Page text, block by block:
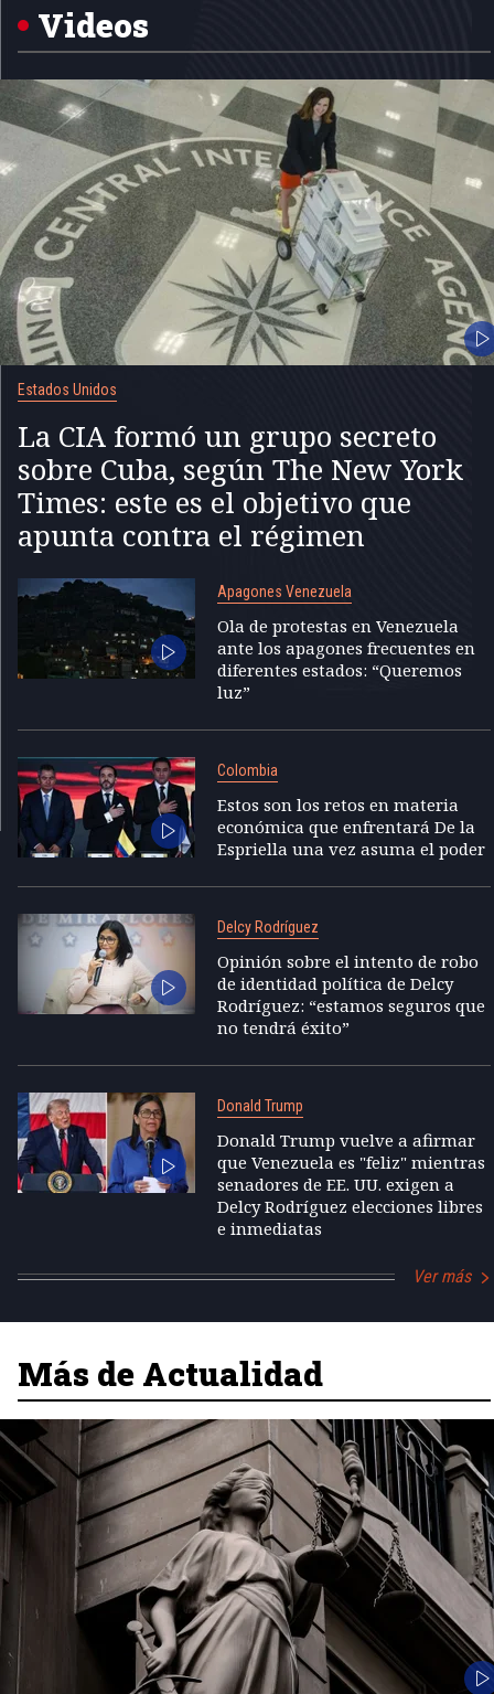
Videos
Estados Unidos
La CIA formó un grupo secreto
sobre Cuba, según The New York
Times: este es el objetivo que
apunta contra el régimen
Apagones Venezuela
Ola de protestas en Venezuela
ante los apagones frecuentes en
diferentes estados: “Queremos
luz”
Colombia
Estos son los retos en materia
económica que enfrentará De la
Espriella una vez asuma el poder
Delcy Rodríguez
Opinión sobre el intento de robo
de identidad política de Delcy
Rodríguez: “estamos seguros que
no tendrá éxito”
Donald Trump
Donald Trump vuelve a afirmar
que Venezuela es "feliz" mientras
senadores de EE. UU. exigen a
Delcy Rodríguez elecciones libres
e inmediatas
Ver más
Más de Actualidad